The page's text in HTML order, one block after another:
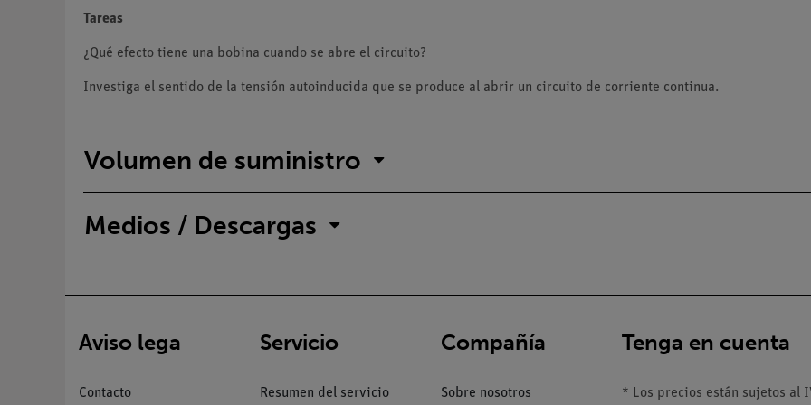
Tareas
¿Qué efecto tiene una bobina cuando se abre el circuito?
Investiga el sentido de la tensión autoinducida que se produce al abrir un circuito de corriente continua.
Volumen de suministro
Medios / Descargas
Aviso lega
Contacto
Servicio
Resumen del servicio
Compañía
Sobre nosotros
Tenga en cuenta
* Los precios están sujetos al